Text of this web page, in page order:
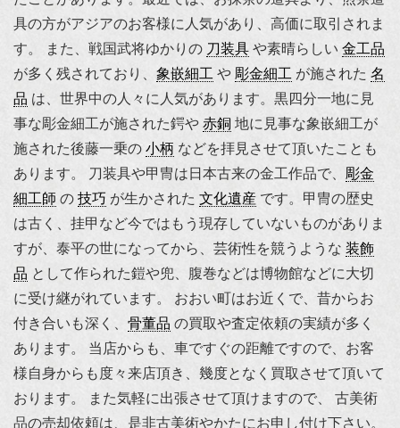
具の方がアジアのお客様に人気があり、高価に取引されま
す。
また、戦国武将ゆかりの 刀装具 や素晴らしい 金工品
が多く残されており、 象嵌細工 や 彫金細工 が施された 名
品 は、世界中の人々に人気があります。黒四分一地に見
事な彫金細工が施された鍔や 赤銅 地に見事な象嵌細工が
施された後藤一乗の 小柄 などを拝見させて頂いたことも
あります。
刀装具や甲冑は日本古来の金工作品で、 彫金
細工師 の 技巧 が生かされた 文化遺産 です。甲冑の歴史
は古く、挂甲など今ではもう現存していないものがありま
すが、泰平の世になってから、芸術性を競うような 装飾
品 として作られた鎧や兜、腹巻などは博物館などに大切
に受け継がれています。
おおい町はお近くで、昔からお
付き合いも深く、 骨董品 の買取や査定依頼の実績が多く
あります。 当店からも、車ですぐの距離ですので、お客
様自身からも度々来店頂き、幾度となく買取させて頂いて
おります。 また気軽に出張させて頂けますので、 古美術
品の売却依頼は、是非古美術やかたにお申し付け下さい。